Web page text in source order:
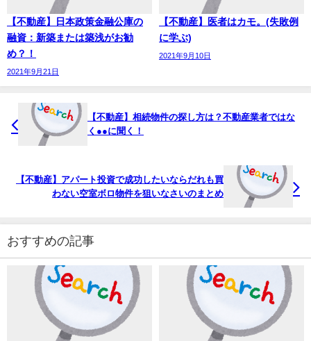
【不動産】日本政策金融公庫の
融資：新築または築浅がお勧
め？！
2021年9月21日
【不動産】医者はカモ。(失敗例
に学ぶ)
2021年9月10日
【不動産】相続物件の探し方は？不動産業者ではな
く●●に聞く！
【不動産】アパート投資で成功したいならだれも買
わない空室ボロ物件を狙いなさいのまとめ
おすすめの記事